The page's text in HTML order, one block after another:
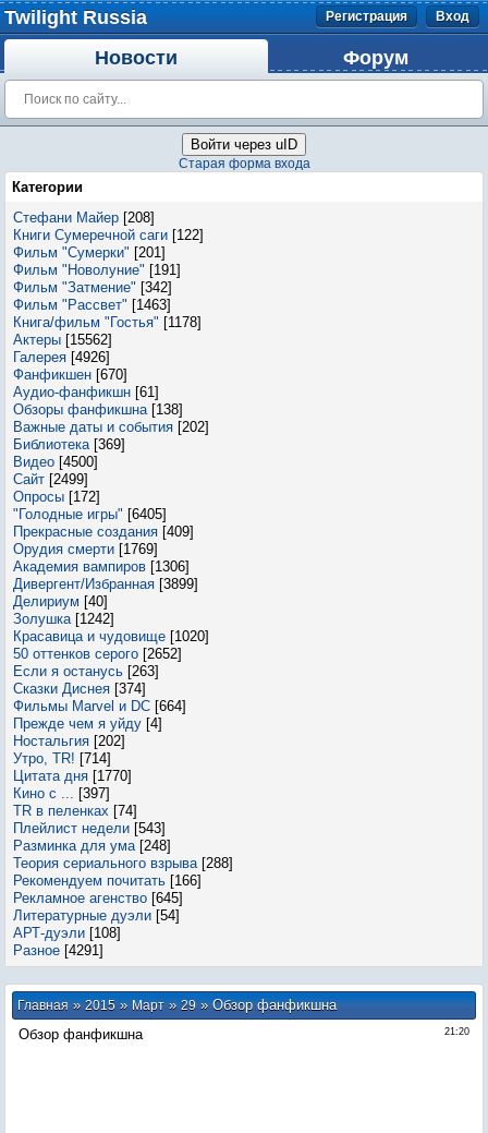
Twilight Russia Регистрация Вход
Новости Форум
Войти через uID
Старая форма входа
Категории
Стефани Майер [208]
Книги Сумеречной саги [122]
Фильм "Сумерки" [201]
Фильм "Новолуние" [191]
Фильм "Затмение" [342]
Фильм "Рассвет" [1463]
Книга/фильм "Гостья" [1178]
Актеры [15562]
Галерея [4926]
Фанфикшен [670]
Аудио-фанфикшн [61]
Обзоры фанфикшна [138]
Важные даты и события [202]
Библиотека [369]
Видео [4500]
Сайт [2499]
Опросы [172]
"Голодные игры" [6405]
Прекрасные создания [409]
Орудия смерти [1769]
Академия вампиров [1306]
Дивергент/Избранная [3899]
Делириум [40]
Золушка [1242]
Красавица и чудовище [1020]
50 оттенков серого [2652]
Если я останусь [263]
Сказки Диснея [374]
Фильмы Marvel и DC [664]
Прежде чем я уйду [4]
Ностальгия [202]
Утро, TR! [714]
Цитата дня [1770]
Кино с ... [397]
TR в пеленках [74]
Плейлист недели [543]
Разминка для ума [248]
Теория сериального взрыва [288]
Рекомендуем почитать [166]
Рекламное агенство [645]
Литературные дуэли [54]
АРТ-дуэли [108]
Разное [4291]
Главная»2015 » Март » 29» Обзор фанфикшна
21:20
Обзор фанфикшна